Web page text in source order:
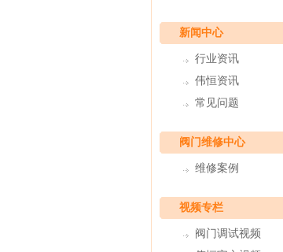
新闻中心
行业资讯
伟恒资讯
常见问题
阀门维修中心
维修案例
视频专栏
阀门调试视频